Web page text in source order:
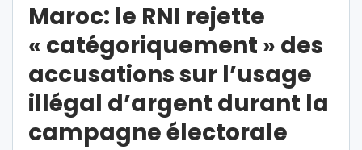
Maroc: le RNI rejette
« catégoriquement » des
accusations sur l’usage
illégal d’argent durant la
campagne électorale